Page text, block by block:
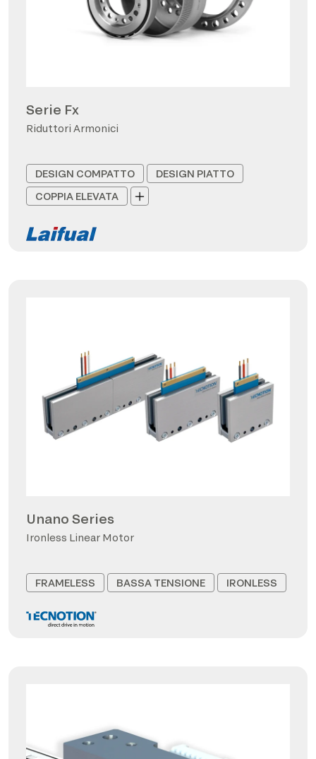
Serie Fx
Riduttori Armonici
DESIGN COMPATTO
DESIGN PIATTO
COPPIA ELEVATA
Unano Series
Ironless Linear Motor
FRAMELESS BASSA TENSIONE IRONLESS